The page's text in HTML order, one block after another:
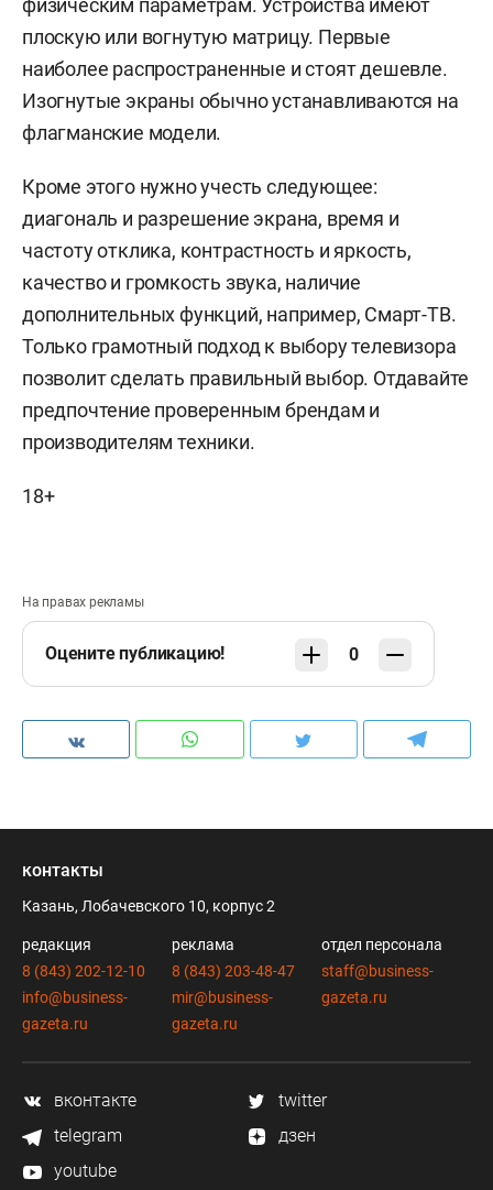
физическим параметрам. Устройства имеют
плоскую или вогнутую матрицу. Первые
наиболее распространенные и стоят дешевле.
Изогнутые экраны обычно устанавливаются на
флагманские модели.
Кроме этого нужно учесть следующее:
диагональ и разрешение экрана, время и
частоту отклика, контрастность и яркость,
качество и громкость звука, наличие
дополнительных функций, например, Смарт-ТВ.
Только грамотный подход к выбору телевизора
позволит сделать правильный выбор. Отдавайте
предпочтение проверенным брендам и
производителям техники.
18+
На правах рекламы
Оцените публикацию! 0
контакты
Казань, Лобачевского 10, корпус 2
редакция
8 (843) 202-12-10
info@business-
gazeta.ru
реклама
8 (843) 203-48-47
mir@business-
gazeta.ru
отдел персонала
staff@business-
gazeta.ru
вконтакте
twitter
telegram
дзен
youtube